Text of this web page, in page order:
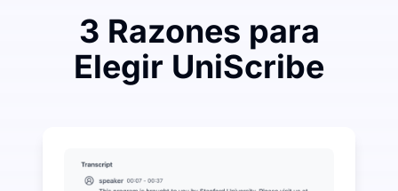
3 Razones para
Elegir UniScribe
UniScribe ofrece 120 minutos de transcripción
Más funciones de IA disponibles más allá de Audio-